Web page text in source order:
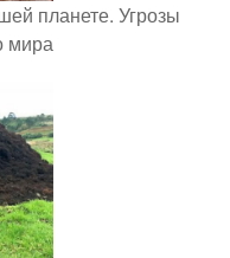
планете. Угрозы
мира